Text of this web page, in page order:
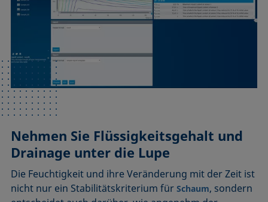
Nehmen Sie Flüssigkeitsgehalt und
Drainage unter die Lupe
Die Feuchtigkeit und ihre Veränderung mit der Zeit ist
nicht nur ein Stabilitätskriterium fürSchaum, sondern